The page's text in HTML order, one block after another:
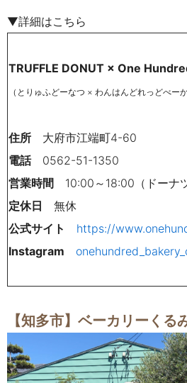
▼詳細はこちら
TRUFFLE DONUT × One
（とりゅふどーなつ × わんはんどれっどべーか
住所 大府市江端町4-60
電話0562-51-1350
営業時間 10:00～18:00（ドーナ
定休日 無休
公式サイト
https://
Instagram
【知多市】ベーカリーくる